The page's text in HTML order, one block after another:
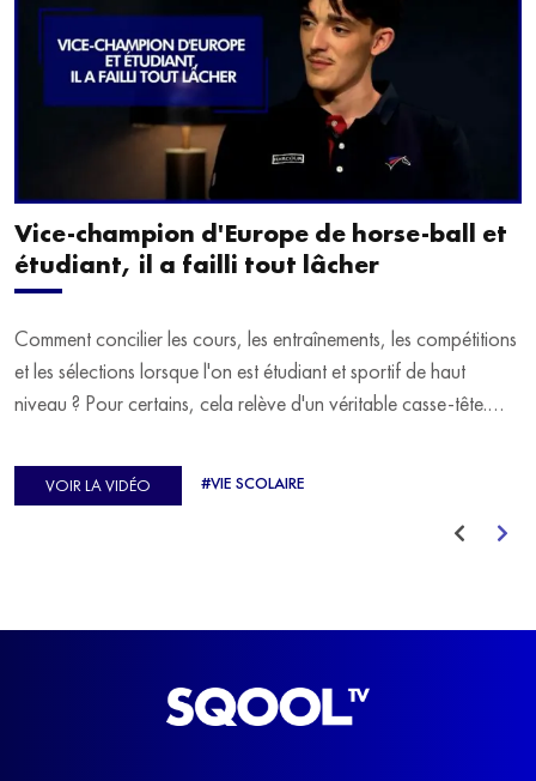
Vice-champion d'Europe de horse-ball et
étudiant, il a failli tout lâcher
Comment concilier les cours, les entraînements, les compétitions
et les sélections lorsque l'on est étudiant et sportif de haut
niveau ? Pour certains, cela relève d'un véritable casse-tête.
d'Europe de Horse-ball, qui a failli abandonner ses études
avant de trouver un nouvel équilibre.
VOIR LA VIDÉO #VIE SCOLAIRE